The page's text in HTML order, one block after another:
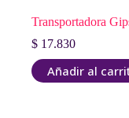
Transportadora
$ 17.830
Añadir al